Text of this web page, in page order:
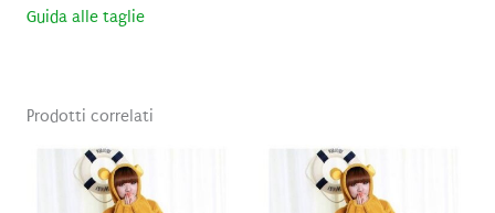
Guida alle taglie
Prodotti correlati